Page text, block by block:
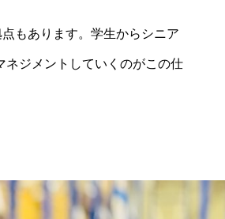
もあります。学生からシニア
ネジメントしていくのがこの仕